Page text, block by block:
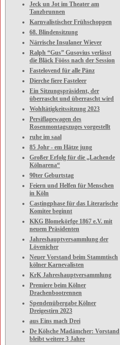
Jeck un Jot im Theater am
Tanzbrunnen
Karnvalistischer Frühschoppen
68. Blindensitzung
Närrische Insulaner Wiever
Ralph “Gus” Gusovius verlässt
die Bläck Fööss nach der Session
Fastelovend für alle Pänz
Dierche fiere Fasteleer
Ein Sitzungspräsident, der
überrascht und überrascht wird
Wohltätigkeitssitzung 2023
Persiflagewagen des
Rosenmontagszuges vorgestellt
ruhe im saal
85 Johr - em Hätze jung
Großer Erfolg für die „Lachende
Kölnarena“
90ter Geburtstag
Feiern und Helfen für Menschen
in Köln
Castingphase für das Literarische
Komitee beginnt
KKG Blomekörfge 1867 e.V. mit
neuem Präsidenten
Jahreshauptversammlung der
Lövenicher
Neuer Vorstand beim Stammtisch
kölner Karnevalisten
KrK Jahreshauptversammlung
Premiere beim Kölner
Drachenbootrennen
Spendenübergabe Kölner
Dreigestirn 2023
aus Eins mach Drei
De Kölsche Madämcher: Vorstand
bleibt weitere 3 Jahre